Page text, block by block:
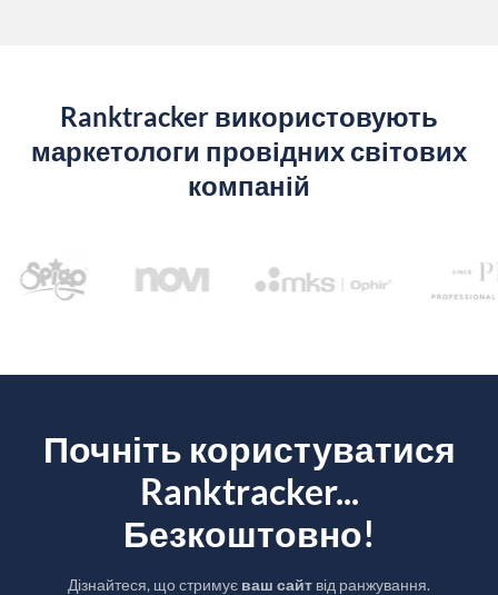
Ranktracker використовують
маркетологи провідних світових
компаній
Почніть користуватися
Ranktracker...
Безкоштовно!
Дізнайтеся, що стримує ваш сайт від ранжування.